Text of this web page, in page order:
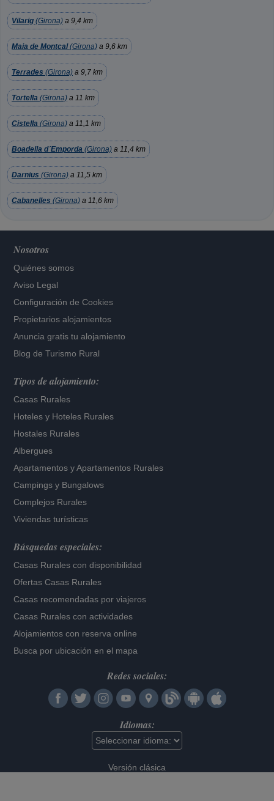
Vilarig (Girona) a 9,4 km
Maia de Montcal(Girona) a 9,6 km
Terrades (Girona) a 9,7 km
Tortella (Girona) a 11 km
Cistella (Girona) a 11,1 km
Boadella d´Emporda (Girona) a 11,4 km
Darnius (Girona) a 11,5 km
Cabanelles (Girona) a 11,6 km
Nosotros
Quiénes somos
Aviso Legal
Configuración de Cookies
Propietarios alojamientos
Anuncia gratis tu alojamiento
Blog de Turismo Rural
Tipos de alojamiento:
Casas Rurales
Hoteles y Hoteles Rurales
Hostales Rurales
Albergues
Apartamentos yApartamentos Rurales
Campings y Bungalows
Complejos Rurales
Viviendas turísticas
Búsquedas especiales:
Casas Rurales con disponibilidad
Ofertas Casas Rurales
Casas recomendadas por viajeros
Casas Rurales con actividades
Alojamientos con reserva online
Busca por ubicación en el mapa
Redes sociales:
Idiomas:
Versión clásica